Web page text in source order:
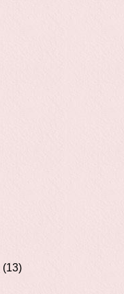
(13)